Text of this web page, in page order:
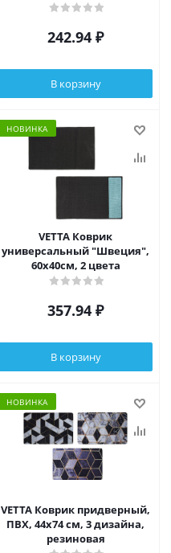
242.94 ₽
В корзину
НОВИНКА
VETTA Коврик
универсальный "Швеция",
60х40см, 2 цвета
357.94 ₽
В корзину
НОВИНКА
VETTA Коврик придверный,
ПВХ, 44х74 см, 3 дизайна,
резиновая